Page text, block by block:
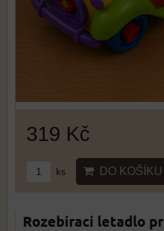
319 Kč
ks DO KOŠÍKU
Rozebírací letadlo